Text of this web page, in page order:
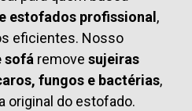
estofados profissional,
eficientes. Nosso
sofá remove sujeiras
fungos e bactérias,
original do estofado.